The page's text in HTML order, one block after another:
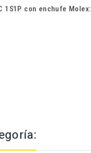
1S1P con enchufe Molex: